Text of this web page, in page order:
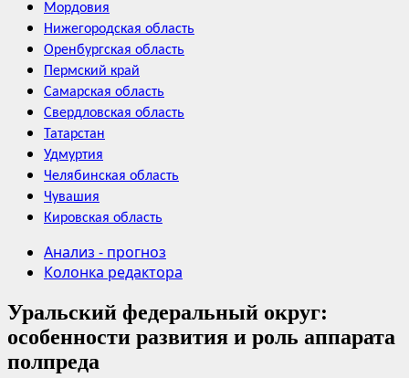
Мордовия
Нижегородская область
Оренбургская область
Пермский край
Самарская область
Свердловская область
Татарстан
Удмуртия
Челябинская область
Чувашия
Кировская область
Анализ - прогноз
Колонка редактора
Уральский федеральный округ:
особенности развития и роль аппарата
полпреда